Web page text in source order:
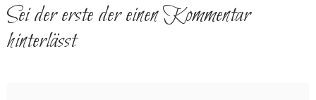
Sei der erste der einen Kommentar
hinterlässt